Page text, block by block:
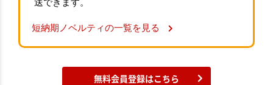
短納期ノベルティの一覧を見る
無料会員登録はこちら